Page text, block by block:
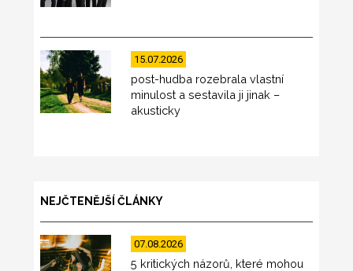
15.07.2026
post-hudba rozebrala vlastní
minulost a sestavila ji jinak –
akusticky
NEJČTENĚJŠÍ ČLÁNKY
07.08.2026
5 kritických názorů, které mohou